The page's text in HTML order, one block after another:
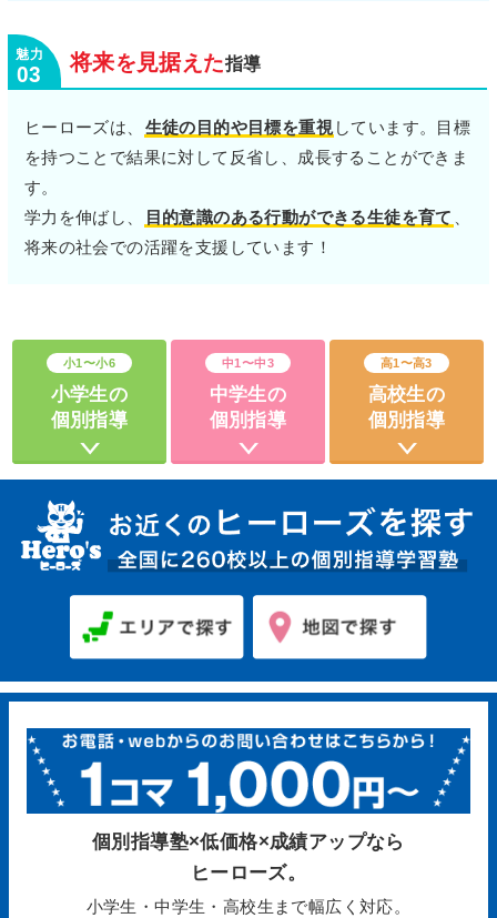
03 将来を 見据えた指導
ヒーローズは、 生徒の目的や目標を重視 しています。目標
を持つことで結果に対して反省し、成長することができま
す。
学力を伸ばし、
目的意識のある行動ができる生徒を育て
将来の社会での活躍を支援しています！
小学生の
個別指導
小1〜小6
中学生の
個別指導
中1〜中3
高校生の
個別指導
高1〜高3
個別指導塾×低価格×成績アップなら
ヒーローズ。
小学生・中学生・高校生まで幅広く対応。